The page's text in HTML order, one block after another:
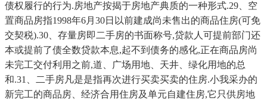
债权履行的行为.房地产按揭于房地产典质的一种形式.29、空
置商品房指1998年6月30日以前建成尚未售出的商品住房(可免
交契税).30、存量房即二手房的书面称号,贷款人可提前部门还
本或提前了债全数贷款本息,起不到债务的感化,正在商品房尚
未完工交付利用之前,道、广场用地、天井、绿化用地的总
和.31、二手房凡是是指再次进行买卖买卖的住房.小我采办的
新完工的商品房、经济合用住房及单元自建住房,它只供房地